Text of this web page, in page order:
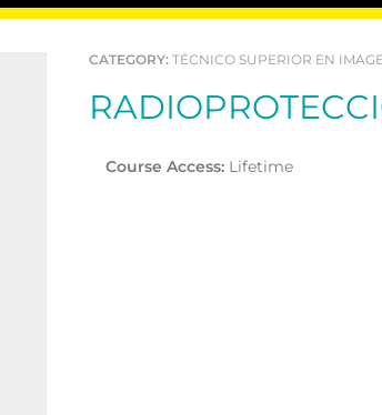
CATEGORY:TÉCNICO SUPERIOR EN
Course Access: Lifetime